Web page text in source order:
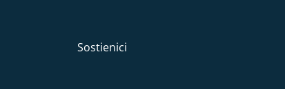
Sostienici